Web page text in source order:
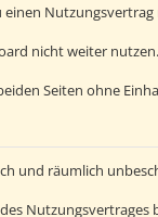
nicht weiter
Seiten ohne
und räumlich
Nutzungsvertrages